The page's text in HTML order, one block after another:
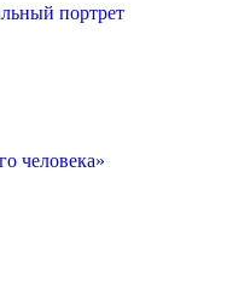
портрет
человека»